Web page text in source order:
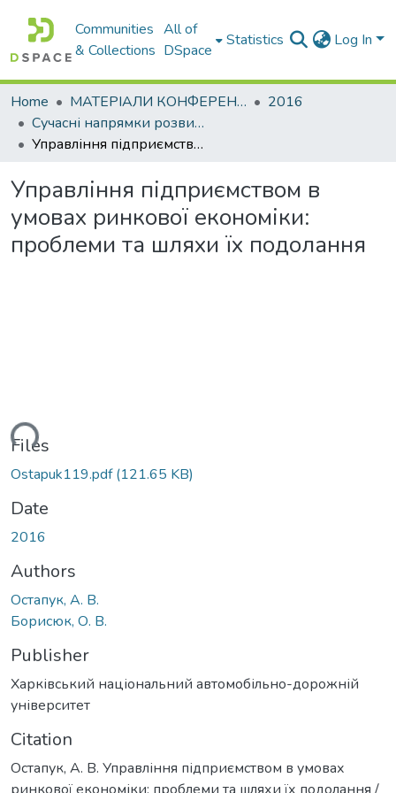
Communities
& Collections
All of
DSpace
Statistics Log In
Home МАТЕРІАЛИ КОНФЕРЕНЦІЙ
2016
Сучасні напрямки розвитку економіки і менеджменту на підприємствах України
Управління підприємством в умовах ринкової економіки: проблеми та шляхи їх подолання
Управління підприємством в
умовах ринкової економіки:
проблеми та шляхи їх подолання
Files
Ostapuk119.pdf(121.65 KB)
Date
2016
Authors
Остапук, А. В.
Борисюк, О. В.
Publisher
Харківський національний автомобільно-дорожній
університет
Citation
Остапук, А. В. Управління підприємством в умовах